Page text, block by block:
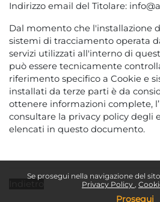
Se prosegui nella navigazione del
Privacy Policy
Prosegui
Indirizzo email del Titolare:
Dal momento che l'installazione
sistemi di tracciamento operata
servizi utilizzati all'interno di
può essere tecnicamente
riferimento specifico a Cookie e
installati da terze parti è da
ottenere informazioni complete,
consultare la privacy policy degli
elencati in questo documento.
Indietro